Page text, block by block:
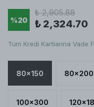
%20
₺ 2,905.88
₺ 2,324.70
Tüm Kredi Kartlarına Vade
80x150 80x200
100x300